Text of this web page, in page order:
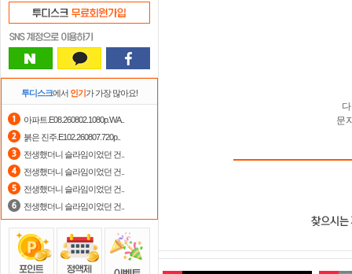
투디스크에서 인기가 가장 많아요!
아파트.E08.260802.1080p.WA..
붉은 진주.E102.260807.720p..
전생했더니 슬라임이었던 건..
전생했더니 슬라임이었던 건..
전생했더니 슬라임이었던 건..
전생했더니 슬라임이었던 건..
문